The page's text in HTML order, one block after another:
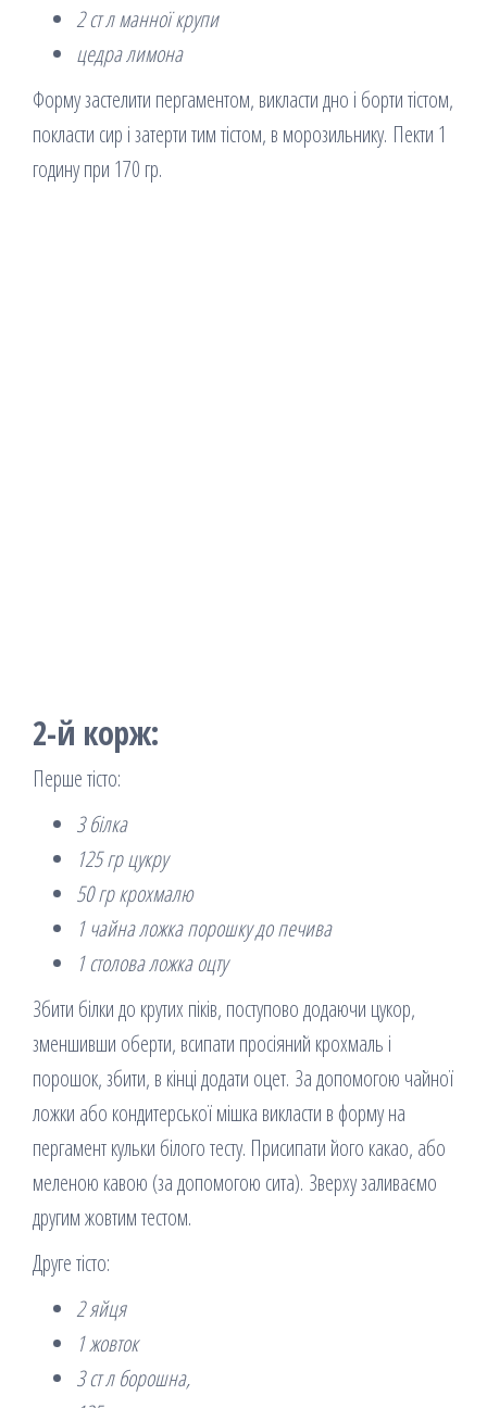
2 ст л манної крупи
цедра лимона
Форму застелити пергаментом, викласти дно і борти тістом,
покласти сир і затерти тим тістом, в морозильнику. Пекти 1
годину при 170 гр.
2-й корж:
Перше тісто:
3 білка
125 гр цукру
50 гр крохмалю
1 чайна ложка порошку до печива
1 столова ложка оцту
Збити білки до крутих піків, поступово додаючи цукор,
зменшивши оберти, всипати просіяний крохмаль і
порошок, збити, в кінці додати оцет. За допомогою чайної
ложки або кондитерської мішка викласти в форму на
пергамент кульки білого тесту. Присипати його какао, або
меленою кавою (за допомогою сита). Зверху заливаємо
другим жовтим тестом.
Друге тісто:
2 яйця
1 жовток
3 ст л борошна,